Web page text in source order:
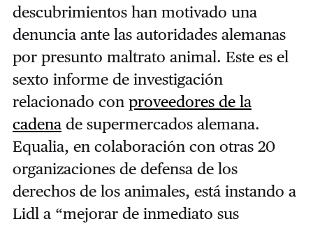
descubrimientos han motivado una
denuncia ante las autoridades alemanas
por presunto maltrato animal. Este es el
sexto informe de investigación
relacionado con proveedores de la
cadenade supermercados alemana.
Equalia, en colaboración con otras 20
organizaciones de defensa de los
derechos de los animales, está instando a
Lidl a “mejorar de inmediato sus